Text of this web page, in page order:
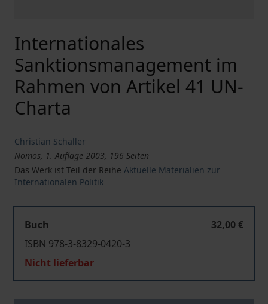
Internationales
Sanktionsmanagement im
Rahmen von Artikel 41 UN-
Charta
Christian Schaller
Nomos, 1. Auflage 2003, 196 Seiten
Das Werk ist Teil der Reihe Aktuelle Materialien zur
Internationalen Politik
Buch
32,00 €
ISBN 978-3-8329-0420-3
Nicht lieferbar